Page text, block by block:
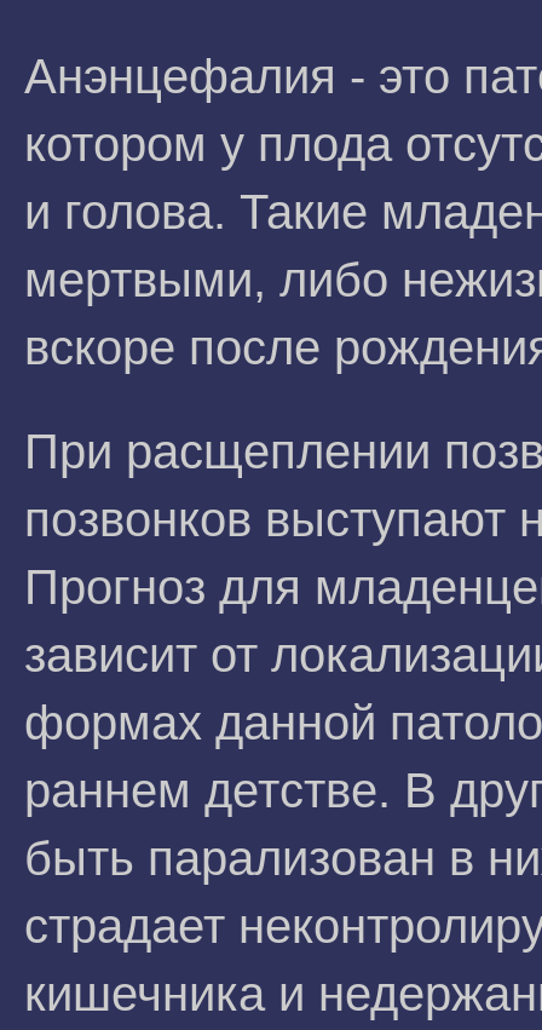
Анэнцефалия - это
котором у плода
и голова. Такие
мертвыми, либо
вскоре после
При расщеплении
позвонков выступают
Прогноз для
зависит от
формах данной
раннем детстве. В
быть парализован в
страдает
кишечника и